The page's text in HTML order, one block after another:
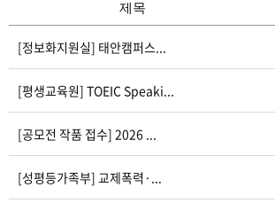
제목
[정보화지원실] 태안캠퍼스...
[평생교육원] TOEIC Speaki...
[공모전 작품 접수] 2026 ...
[성평등가족부] 교제폭력·...